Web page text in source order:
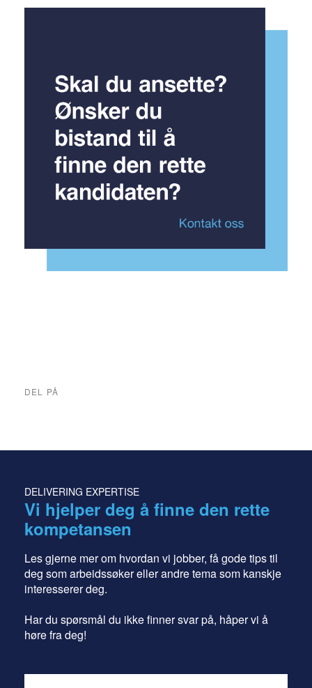
DEL PÅ
DELIVERING EXPERTISE
Vi hjelper deg å finne den rette
kompetansen
Les gjerne mer om hvordan vi jobber, få gode tips til
deg som arbeidssøker eller andre tema som kanskje
interesserer deg.
Har du spørsmål du ikke finner svar på, håper vi å
høre fra deg!